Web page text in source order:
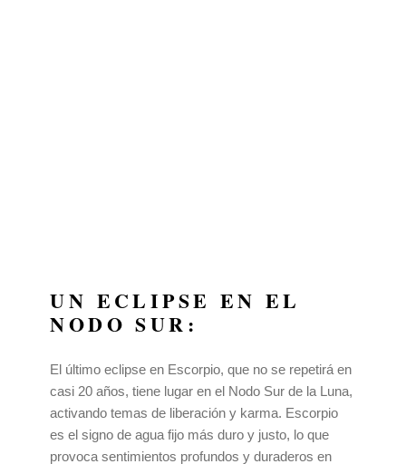
UN ECLIPSE EN EL
NODO SUR:
El último eclipse en Escorpio, que no se repetirá en
casi 20 años, tiene lugar en el Nodo Sur de la Luna,
activando temas de liberación y karma. Escorpio
es el signo de agua fijo más duro y justo, lo que
provoca sentimientos profundos y duraderos en